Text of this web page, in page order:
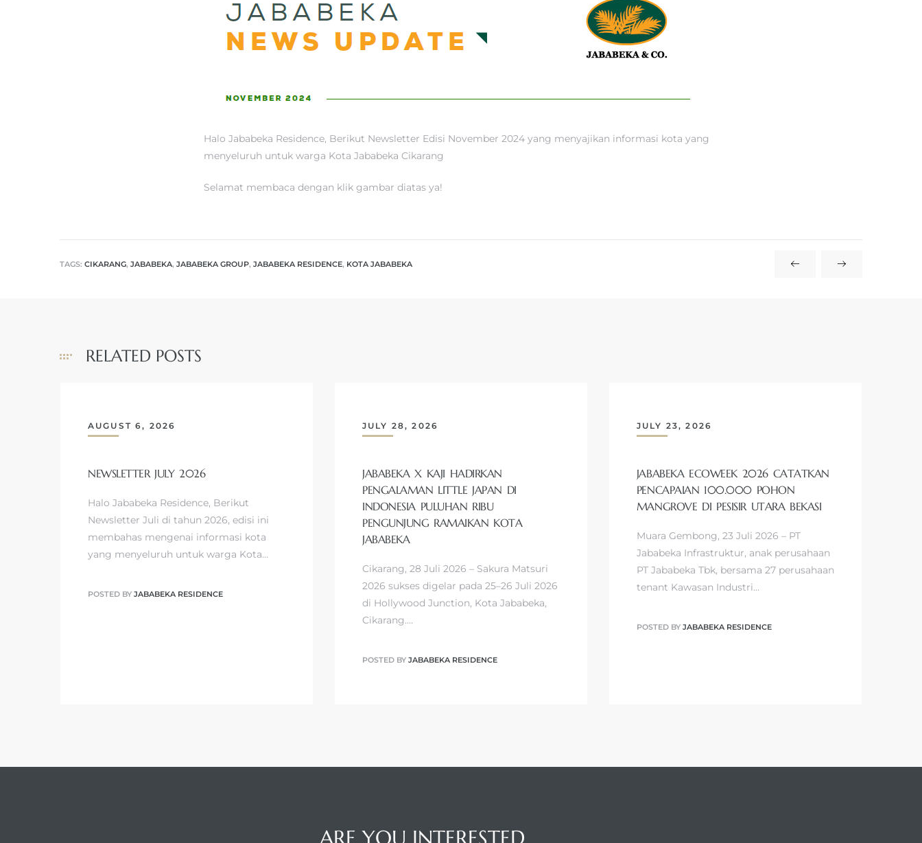
Halo Jababeka Residence, Berikut Newsletter Edisi November 2024 yang menyajikan informasi kota yang
menyeluruh untuk warga Kota Jababeka Cikarang
Selamat membaca dengan klik gambar diatas ya!
TAGS: CIKARANG, JABABEKA, JABABEKA GROUP, JABABEKA RESIDENCE, KOTA JABABEKA
RELATED POSTS
AUGUST 6, 2026
NEWSLETTER JULY 2026
Halo Jababeka Residence, Berikut
Newsletter Juli di tahun 2026, edisi ini
membahas mengenai informasi kota
yang menyeluruh untuk warga Kota…
POSTED BY JABABEKA RESIDENCE
JULY 28, 2026
JABABEKA X KAJI HADIRKAN
PENGALAMAN LITTLE JAPAN DI
INDONESIA PULUHAN RIBU
PENGUNJUNG RAMAIKAN KOTA
JABABEKA
Cikarang, 28 Juli 2026 – Sakura Matsuri
2026 sukses digelar pada 25–26 Juli 2026
di Hollywood Junction, Kota Jababeka,
Cikarang.…
POSTED BY JABABEKA RESIDENCE
JULY 23, 2026
JABABEKA ECOWEEK 2026 CATATKAN
PENCAPAIAN 100.000 POHON
MANGROVE DI PESISIR UTARA BEKASI
Muara Gembong, 23 Juli 2026 – PT
Jababeka Infrastruktur, anak perusahaan
PT Jababeka Tbk, bersama 27 perusahaan
tenant Kawasan Industri…
POSTED BY JABABEKA RESIDENCE
ARE YOU INTERESTED